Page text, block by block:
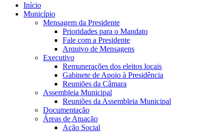
Início
Município
Mensagem da Presidente
Prioridades para o Mandato
Fale com a Presidente
Arquivo de Mensagens
Executivo
Remunerações dos eleitos locais
Gabinete de Apoio à Presidência
Reuniões da Câmara
Assembleia Municipal
Reuniões da Assembleia Municipal
Documentação
Áreas de Atuação
Ação Social